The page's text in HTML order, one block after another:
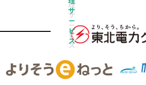
サ
ー
ビ
ス